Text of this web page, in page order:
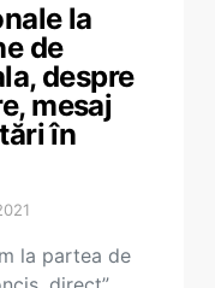
la
de
despre
mesaj
în
la partea de